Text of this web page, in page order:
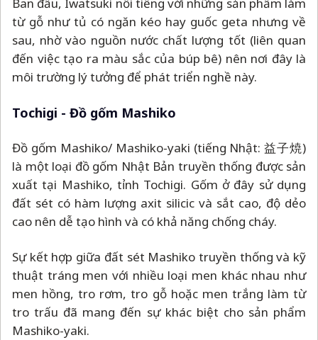
Tochigi - Đồ gốm Mashiko
Đồ gốm Mashiko/ Mashiko-yaki (tiếng Nhật: 益子焼)
là một loại đồ gốm Nhật Bản truyền thống được sản
xuất tại Mashiko, tỉnh Tochigi. Gốm ở đây sử dụng
đất sét có hàm lượng axit silicic và sắt cao, độ dẻo
cao nên dễ tạo hình và có khả năng chống cháy.
Sự kết hợp giữa đất sét Mashiko truyền thống và kỹ
thuật tráng men với nhiều loại men khác nhau như
men hồng, tro rơm, tro gỗ hoặc men trắng làm từ
tro trấu đã mang đến sự khác biệt cho sản phẩm
Mashiko-yaki.